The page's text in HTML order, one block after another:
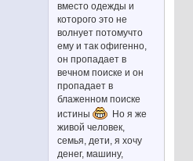
вместо одежды и
которого это не
волнует потомучто
ему и так офигенно,
он пропадает в
вечном поиске и он
пропадает в
блаженном поиске
истины
Но я же
живой человек,
семья, дети, я хочу
денег, машину,